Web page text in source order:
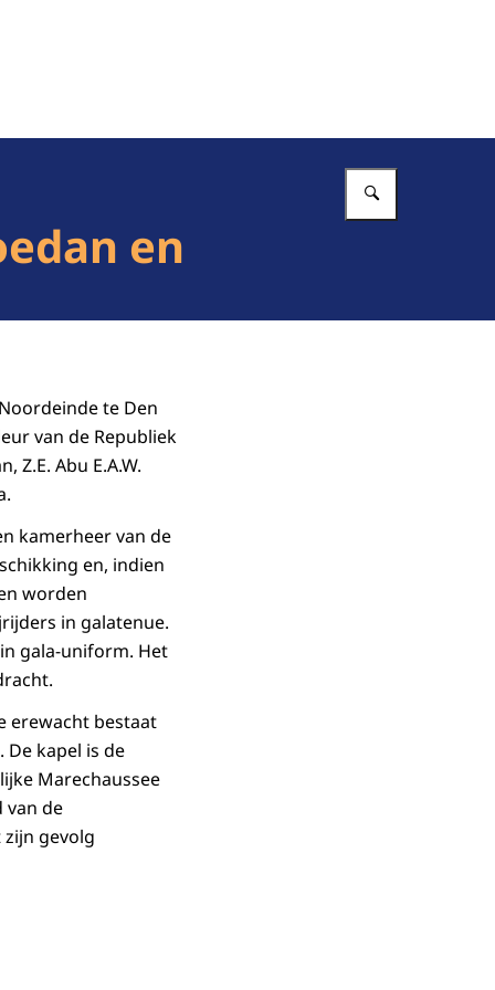
en
te Den
van de Republiek
Z.E. Abu E.A.W.
kamerheer van de
en, indien
worden
in galatenue.
gala-uniform. Het
erewacht bestaat
De kapel is de
Marechaussee
van de
gevolg